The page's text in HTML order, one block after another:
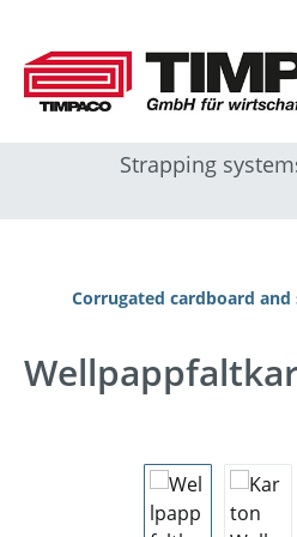
Strapping
Corrugated cardboard
Afbeeldingengalerij overslaan